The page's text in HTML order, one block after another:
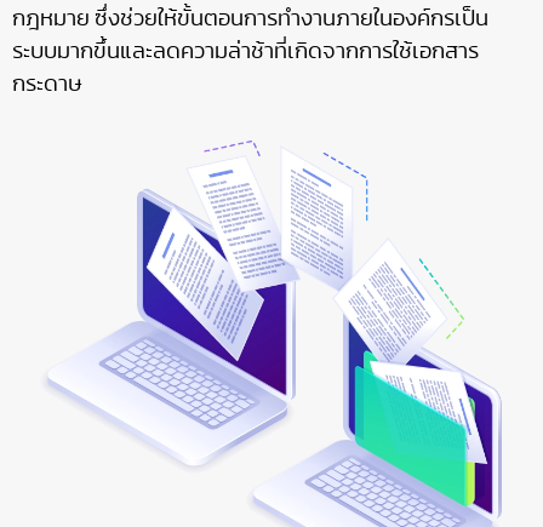
กฎหมาย ซึ่งช่วยให้ขั้นตอนการทำงานภายในองค์กรเป็น
ระบบมากขึ้นและลดความล่าช้าที่เกิดจากการใช้เอกสาร
กระดาษ